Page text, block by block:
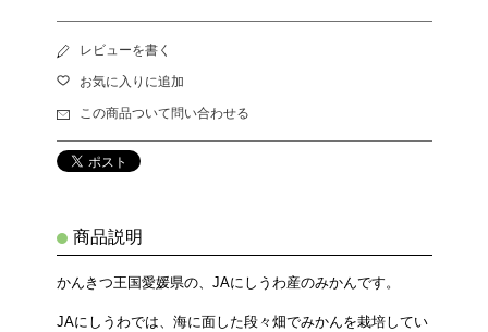
レビューを書く
お気に入りに追加
この商品ついて問い合わせる
商品説明
かんきつ王国愛媛県の、JAにしうわ産のみかんです。
JAにしうわでは、海に面した段々畑でみかんを栽培してい